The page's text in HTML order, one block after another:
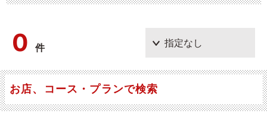
0件
お店、コース・プランで検索